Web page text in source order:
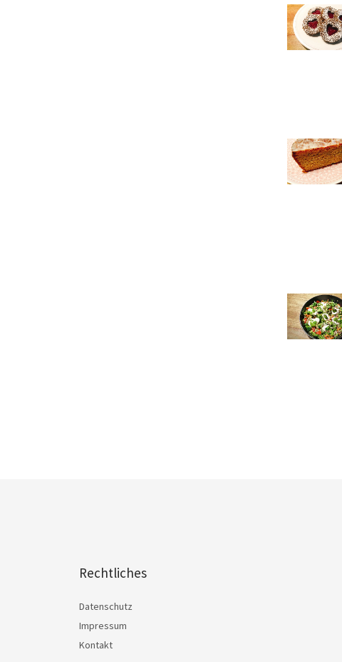
Rechtliches
Datenschutz
Impressum
Kontakt